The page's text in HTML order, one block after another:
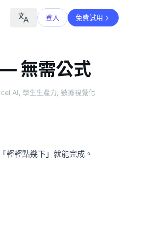
登入 免費試用
無需公式
AI, 學生生產力, 數據視覺化
輕輕點幾下」就能完成。